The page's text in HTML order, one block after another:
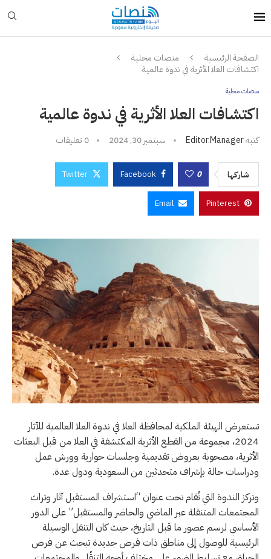
الصفحة الرئيسية
منصات محلية
اكتشافات العلا الأثرية في ندوة عالمية
منصات محلية
اكتشافات العلا الأثرية في ندوة عالمية
كتبهEditor.manager سبتمبر 30, 2024 0 تعليقات
شاركها 0
Facebook
Twitter
Pinterest
Email
تستعرض الهيئة الملكية لمحافظة العلا في ندوة العلا العالمية للآثار
2024، مجموعة من القطع الأثرية المكتشفة في العلا من قبل البعثات
الأثرية، مصحوبة بعروض تقديمية وجلسات حوارية وورش عمل
ودراسات حالة بإشراف متحدثين من السعودية ودول عدة.
وتركز الندوة التي تُقام تحت عنوان “استشراف المستقبل آثار وتراث
المجتمعات المتنقلة عبر الماضي والحاضر والمستقبل” على الدور
الأساسي لرسم عصور ما قبل التاريخ، حيث كان التنقل الوسيلة
الرئيسية للوصول إلى مناطق ذات فرص جديدة تبحث عن فرص